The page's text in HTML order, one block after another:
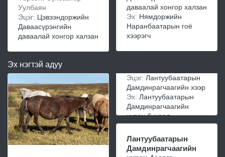
Уулбаян
Эцэг: Цэвээндоржийн
Даваасүрэнгийн
даваалай хонгор халзан
даваалай хонгор халзан
Эх: Нямдоржийн
Наранбаатарын гоё
хээрэгч
Эх нэгтэй адуу
Эцэг: Лантуубаатарын
Дамдинрагчаагийн хээр
Эх: Лантуубаатарын
Дамдинрагчаагийн
хүрэн буурал
Лантуубаатарын
Дамдинрагчаагийн